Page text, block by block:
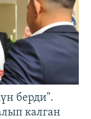
берди".
калган